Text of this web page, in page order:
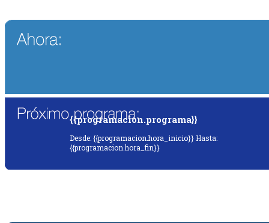
{{programacion.programa}}
Desde: {{programacion.hora_inicio}} Hasta:
{{programacion.hora_fin}}